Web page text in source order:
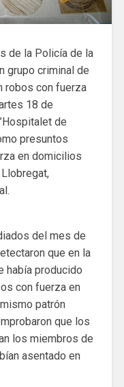
de la Policía de la
grupo criminal de
robos con fuerza
18 de
de
presuntos
en domicilios
del mes de
que en la
había producido
con fuerza en
patrón
que los
los miembros de
asentado en